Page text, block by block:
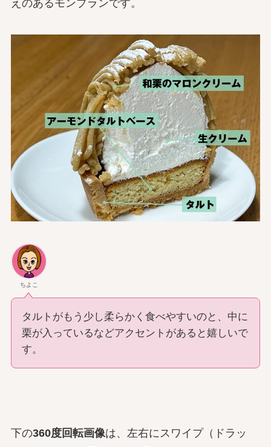
えのあるモンブランです。
ちよこ
タルトがもう少し柔らかく食べやすいのと、中に
栗が入っているなどアクセントがあると嬉しいで
す。
下の360度回転画像は、左右にスワイプ（ドラッ